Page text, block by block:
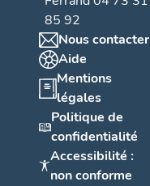
85 92
Nous contacter
Aide
Mentions
légales
Politique de
confidentialité
Accessibilité :
non conforme